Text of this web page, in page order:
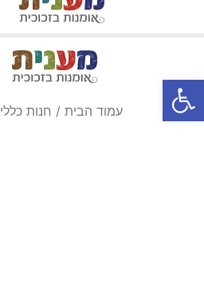
טלפון: 052-3767091
עמוד הבית / חנות כללי
פתח סרגל נגישות